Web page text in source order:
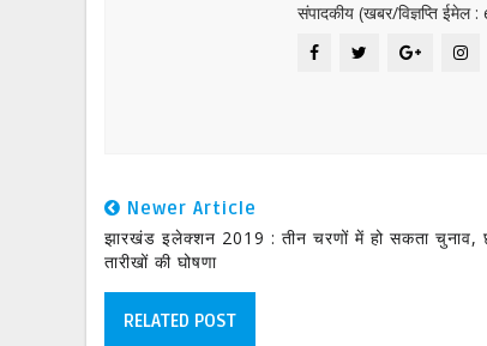
संपादकीय (खबर/विज्ञप्ति
Newer Article
झारखंड इलेक्शन 2019 : तीन चरणों में हो सकता चुनाव,
तारीखों की घोषणा
RELATED POST